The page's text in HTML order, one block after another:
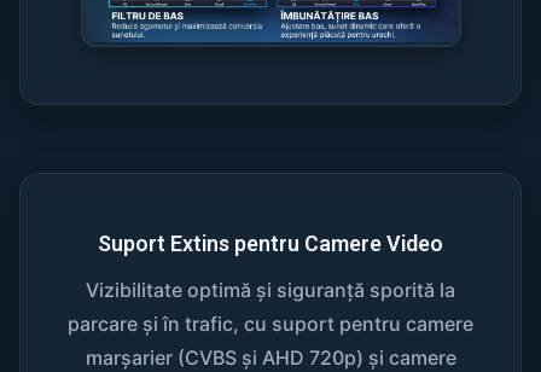
Suport Extins pentru Camere Video
Vizibilitate optimă și siguranță sporită la
parcare și în trafic, cu suport pentru camere
marșarier (CVBS și AHD 720p) și camere